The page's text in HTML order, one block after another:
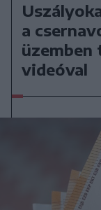
a
üzemben
videóval